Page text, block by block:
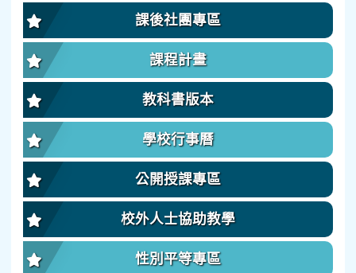
課後社團專區
課程計畫
教科書版本
學校行事曆
公開授課專區
校外人士協助教學
性別平等專區